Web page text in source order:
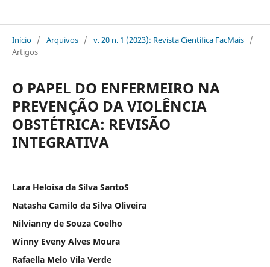
Início / Arquivos / v. 20 n. 1 (2023): Revista Científica FacMais /
Artigos
O PAPEL DO ENFERMEIRO NA
PREVENÇÃO DA VIOLÊNCIA
OBSTÉTRICA: REVISÃO
INTEGRATIVA
Lara Heloísa da Silva SantoS
Natasha Camilo da Silva Oliveira
Nilvianny de Souza Coelho
Winny Eveny Alves Moura
Rafaella Melo Vila Verde